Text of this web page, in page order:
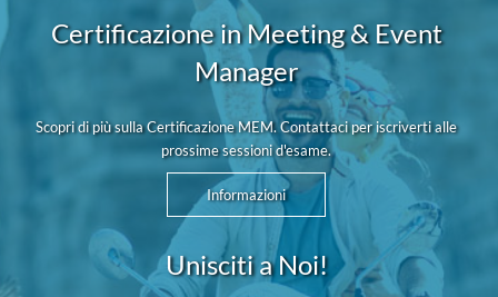
Certificazione in Meeting & Event
Manager
Scopri di più sulla Certificazione MEM. Contattaci per iscriverti alle
prossime sessioni d'esame.
Informazioni
Unisciti a Noi!